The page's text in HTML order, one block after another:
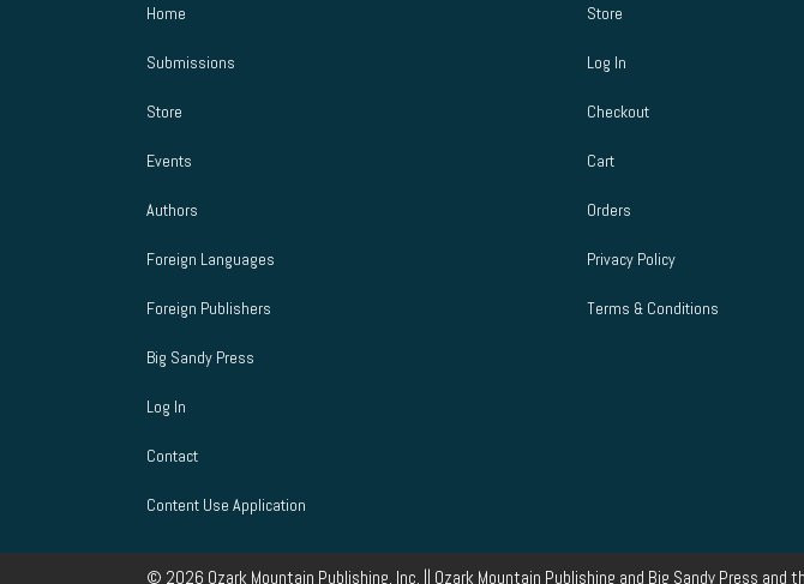
Home
Submissions
Store
Events
Authors
Foreign Languages
Foreign Publishers
Big Sandy Press
Log In
Contact
Content Use Application
Store
Log In
Checkout
Cart
Orders
Privacy Policy
Terms & Conditions
© 2026 Ozark Mountain Publishing, Inc. || Ozark Mountain Publishing and Big Sandy Press